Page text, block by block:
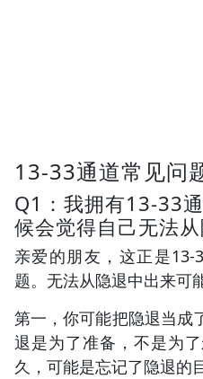
13-33通道常见问
Q1：我拥有13-33
候会觉得自己无法
亲爱的朋友，这正是
题。无法从隐退中出来可
第一，你可能把隐退当成
退是为了准备，不是为
久，可能是忘记了隐退的